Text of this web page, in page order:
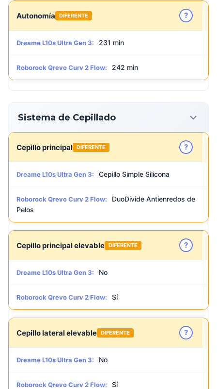
Autonomía DIFERENTE ?
Dreame L10s Ultra Gen 3: 231 min
Roborock Qrevo Curv 2 Flow: 242 min
Sistema de Cepillado
Cepillo principal DIFERENTE ?
Dreame L10s Ultra Gen 3: Cepillo Simple Silicona
Roborock Qrevo Curv 2 Flow:
DuoDivide Antienredos de
Pelos
Cepillo principal elevable DIFERENTE ?
Dreame L10s Ultra Gen 3: No
Roborock Qrevo Curv 2 Flow: Sí
Cepillo lateral elevable DIFERENTE ?
Dreame L10s Ultra Gen 3: No
Roborock Qrevo Curv 2 Flow: Sí